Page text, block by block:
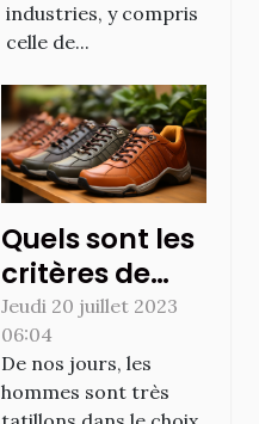
industries, y compris
celle de...
Quels sont les
critères de
choix des
chaussures
confortables ?
Jeudi 20 juillet 2023
06:04
De nos jours, les
hommes sont très